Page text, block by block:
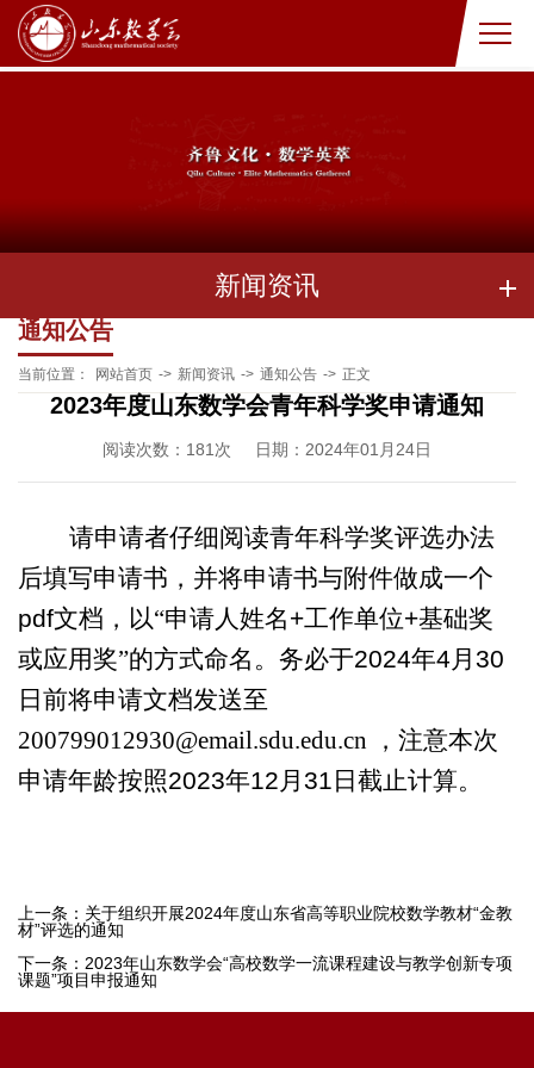
新闻资讯
通知公告
当前位置： 网站首页 -> 新闻资讯 -> 通知公告 -> 正文
2023年度山东数学会青年科学奖申请通知
阅读次数： 181 次 日期：2024年01月24日
请申请者仔细阅读青年科学奖评选办法
后填写申请书，并将申请书与附件做成一个
pdf文档，以“申请人姓名+工作单位+基础奖
或应用奖”的方式命名。务必于2024年4 月 30
日前将申请文档发送至
200799012930@email.sdu.edu.cn
，注意本次
申请年龄按照2023年12 月 31 日截止计算。
上一条： 关于组织开展2024年度山东省高等职业院校数学教材“金教
材”评选的通知
下一条： 2023年山东数学会“高校数学一流课程建设与教学创新专项
课题”项目申报通知